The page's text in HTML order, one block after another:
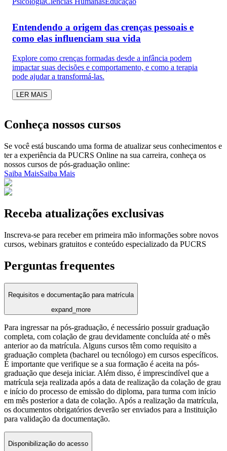
Entendendo a origem das crenças pessoais e
como elas influenciam sua vida
Explore como crenças formadas desde a infância podem
impactar suas decisões e comportamento, e como a terapia
pode ajudar a transformá-las.
LER MAIS
Conheça nossos cursos
Se você está buscando uma forma de atualizar seus conhecimentos e
ter a experiência da PUCRS Online na sua carreira, conheça os
nossos cursos de pós-graduação online:
Saiba MaisSaiba Mais
Receba atualizações exclusivas
Inscreva-se para receber em primeira mão informações sobre novos
cursos, webinars gratuitos e conteúdo especializado da PUCRS
Perguntas frequentes
Requisitos e documentação para matrícula
expand_more
Para ingressar na pós-graduação, é necessário possuir graduação
completa, com colação de grau devidamente concluída até o mês
anterior ao da matrícula. Alguns cursos têm como requisito a
graduação completa (bacharel ou tecnólogo) em cursos específicos.
É importante que verifique se a sua formação é aceita na pós-
graduação que deseja iniciar. Além disso, é imprescindível que a
matrícula seja realizada após a data de realização da colação de grau
e início do processo de emissão do diploma, para turma com início
em mês posterior a data de colação. Após a realização da matrícula,
os documentos obrigatórios deverão ser enviados para a Instituição
para validação da documentação.
Disponibilização do acesso